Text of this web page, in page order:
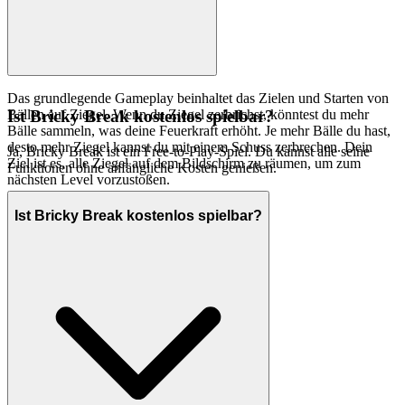
Das grundlegende Gameplay beinhaltet das Zielen und Starten von
Bällen auf Ziegel. Wenn du Ziegel zerbrichst, könntest du mehr
Bälle sammeln, was deine Feuerkraft erhöht. Je mehr Bälle du hast,
desto mehr Ziegel kannst du mit einem Schuss zerbrechen. Dein
Ziel ist es, alle Ziegel auf dem Bildschirm zu räumen, um zum
nächsten Level vorzustoßen.
Ist Bricky Break kostenlos spielbar?
Ja, Bricky Break ist ein Free-to-Play-Spiel. Du kannst alle seine
Funktionen ohne anfängliche Kosten genießen.
Ist Bricky Break kostenlos spielbar?